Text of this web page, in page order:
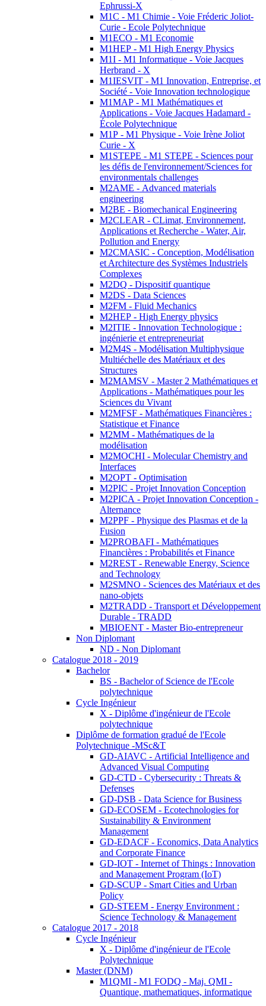
Ephrussi-X
M1C - M1 Chimie - Voie Fréderic Joliot-
Curie - Ecole Polytechnique
M1ECO - M1 Economie
M1HEP - M1 High Energy Physics
M1I - M1 Informatique - Voie Jacques
Herbrand - X
M1IESVIT - M1 Innovation, Entreprise, et
Société - Voie Innovation technologique
M1MAP - M1 Mathématiques et
Applications - Voie Jacques Hadamard -
École Polytechnique
M1P - M1 Physique - Voie Irène Joliot
Curie - X
M1STEPE - M1 STEPE - Sciences pour
les défis de l'environnement/Sciences for
environmentals challenges
M2AME - Advanced materials
engineering
M2BE - Biomechanical Engineering
M2CLEAR - CLimat, Environnement,
Applications et Recherche - Water, Air,
Pollution and Energy
M2CMASIC - Conception, Modélisation
et Architecture des Systèmes Industriels
Complexes
M2DQ - Dispositif quantique
M2DS - Data Sciences
M2FM - Fluid Mechanics
M2HEP - High Energy physics
M2ITIE - Innovation Technologique :
ingénierie et entrepreneuriat
M2M4S - Modélisation Multiphysique
Multiéchelle des Matériaux et des
Structures
M2MAMSV - Master 2 Mathématiques et
Applications - Mathématiques pour les
Sciences du Vivant
M2MFSF - Mathématiques Financières :
Statistique et Finance
M2MM - Mathématiques de la
modélisation
M2MOCHI - Molecular Chemistry and
Interfaces
M2OPT - Optimisation
M2PIC - Projet Innovation Conception
M2PICA - Projet Innovation Conception -
Alternance
M2PPF - Physique des Plasmas et de la
Fusion
M2PROBAFI - Mathématiques
Financières : Probabilités et Finance
M2REST - Renewable Energy, Science
and Technology
M2SMNO - Sciences des Matériaux et des
nano-objets
M2TRADD - Transport et Développement
Durable - TRADD
MBIOENT - Master Bio-entrepreneur
Non Diplomant
ND - Non Diplomant
Catalogue 2018 - 2019
Bachelor
BS - Bachelor of Science de l'Ecole
polytechnique
Cycle Ingénieur
X - Diplôme d'ingénieur de l'Ecole
polytechnique
Diplôme de formation gradué de l'Ecole
Polytechnique -MSc&T
GD-AIAVC - Artificial Intelligence and
Advanced Visual Computing
GD-CTD - Cybersecurity : Threats &
Defenses
GD-DSB - Data Science for Business
GD-ECOSEM - Ecotechnologies for
Sustainability & Environment
Management
GD-EDACF - Economics, Data Analytics
and Corporate Finance
GD-IOT - Internet of Things : Innovation
and Management Program (IoT)
GD-SCUP - Smart Cities and Urban
Policy
GD-STEEM - Energy Environment :
Science Technology & Management
Catalogue 2017 - 2018
Cycle Ingénieur
X - Diplôme d'ingénieur de l'Ecole
Polytechnique
Master (DNM)
M1QMI - M1 FODQ - Maj. QMI -
Quantique, mathematiques, informatique